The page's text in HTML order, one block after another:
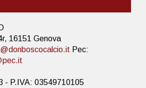
16151 Genova
Pec:
- P.IVA: 03549710105